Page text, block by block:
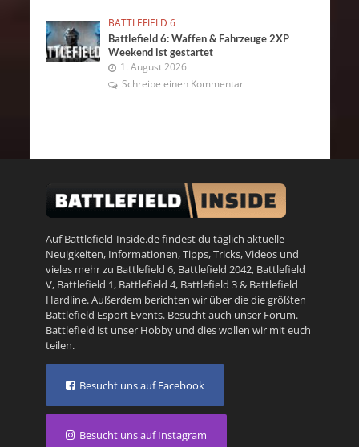
BATTLEFIELD 6
Battlefield 6: Waffen & Fahrzeuge 2XP
Weekend ist gestartet
1. August 2026
Schreibe einen Kommentar
Auf Battlefield-Inside.de findest du täglich aktuelle
Neuigkeiten, Informationen, Tipps, Tricks, Videos und
vieles mehr zu Battlefield 6, Battlefield 2042, Battlefield
V, Battlefield 1, Battlefield 4, Battlefield 3& Battlefield
Hardline. Außerdem berichten wir über die die größten
Battlefield Esport Events. Besucht auch unser Forum.
Battlefield ist unser Hobby und dies wollen wir mit euch
teilen.
Besucht uns auf Facebook
Besucht uns auf Instagram